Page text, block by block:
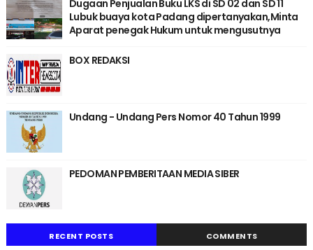
Dugaan Penjualan Buku LKS di SD 02 dan SD 11
Lubuk buaya kota Padang dipertanyakan,Minta
Aparat penegak Hukum untuk mengusutnya
BOX REDAKSI
Undang - Undang Pers Nomor 40 Tahun 1999
PEDOMAN PEMBERITAAN MEDIA SIBER
RECENT POSTS COMMENTS